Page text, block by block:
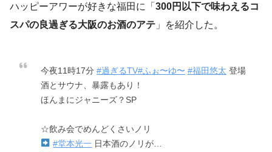
ハッピーアワーが好きな福田に「 300円以下で味わえるコ
スパの良過ぎる大阪のお酒のアテ 」を紹介した。
今夜11時17分 #過ぎるTV#ふぉ〜ゆ〜 #福田悠太 登場
酒とサウナ、暴露もあり！
ほんまにジャニーズ？SP
☆飲み会でめんどくさいノリ
#堂本光一 日本酒のノリが…